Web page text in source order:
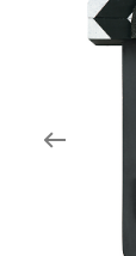
O
Aukce
Zlín